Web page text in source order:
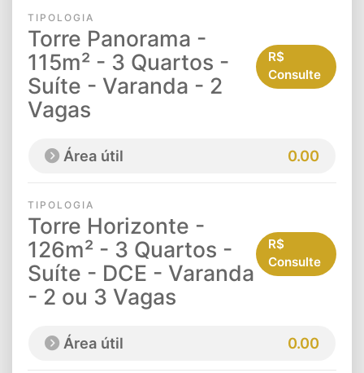
TIPOLOGIA
Torre Panorama -
115m² - 3 Quartos -
Suíte - Varanda - 2
Vagas
R$
Consulte
Área útil 0.00
TIPOLOGIA
Torre Horizonte -
126m² - 3 Quartos -
Suíte - DCE - Varanda
- 2 ou 3 Vagas
R$
Consulte
Área útil 0.00